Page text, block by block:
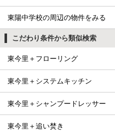
東陽中学校の周辺の物件をみる
こだわり条件から類似検索
東今里＋フローリング
東今里＋システムキッチン
東今里＋シャンプードレッサー
東今里＋追い焚き